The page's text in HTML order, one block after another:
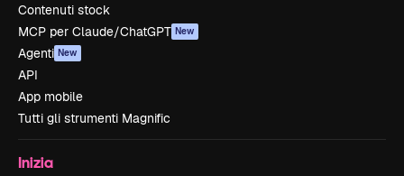
Contenuti stock
MCP per Claude/ChatGPT New
Agenti New
API
App mobile
Tutti gli strumenti Magnific
Inizia